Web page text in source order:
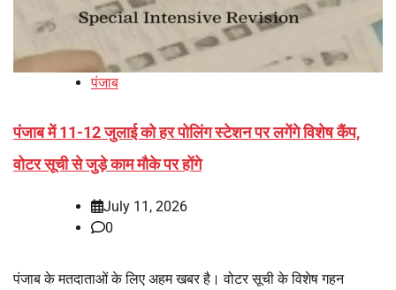
पंजाब
पंजाब में 11-12 जुलाई को हर पोलिंग स्टेशन पर लगेंगे विशेष कैंप,
वोटर सूची से जुड़े काम मौके पर होंगे
July 11, 2026
0
पंजाब के मतदाताओं के लिए अहम खबर है। वोटर सूची के विशेष गहन